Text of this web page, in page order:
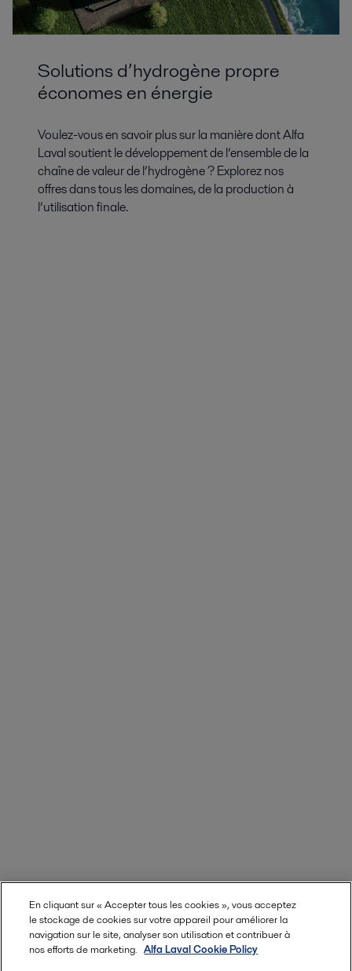
Solutions d’hydrogène propre
économes en énergie
Voulez-vous en savoir plus sur la manière dont Alfa
Laval soutient le développement de l’ensemble de la
chaîne de valeur de l’hydrogène ? Explorez nos
offres dans tous les domaines, de la production à
l’utilisation finale.
En cliquant sur « Accepter tous les cookies », vous acceptez
le stockage de cookies sur votre appareil pour améliorer la
navigation sur le site, analyser son utilisation et contribuer à
nos efforts de marketing. Alfa Laval Cookie Policy